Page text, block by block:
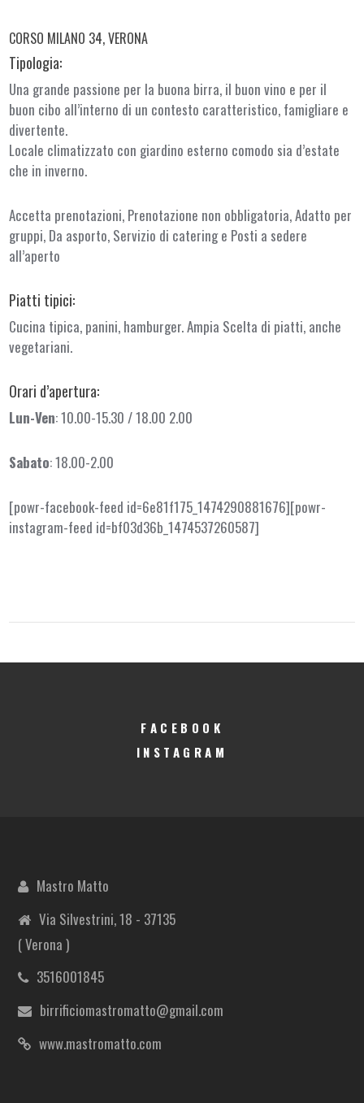
CORSO MILANO 34, VERONA
Tipologia:
Una grande passione per la buona birra, il buon vino e per il
buon cibo all’interno di un contesto caratteristico, famigliare e
divertente.
Locale climatizzato con giardino esterno comodo sia d’estate
che in inverno.
Accetta prenotazioni, Prenotazione non obbligatoria, Adatto per
gruppi, Da asporto, Servizio di catering e Posti a sedere
all’aperto
Piatti tipici:
Cucina tipica, panini, hamburger. Ampia Scelta di piatti, anche
vegetariani.
Orari d’apertura:
Lun-Ven: 10.00-15.30 / 18.00 2.00
Sabato: 18.00-2.00
[powr-facebook-feed id=6e81f175_1474290881676][powr-
instagram-feed id=bf03d36b_1474537260587]
FACEBOOK
INSTAGRAM
Mastro Matto
Via Silvestrini, 18 - 37135
( Verona )
3516001845
birrificiomastromatto@gmail.com
www.mastromatto.com